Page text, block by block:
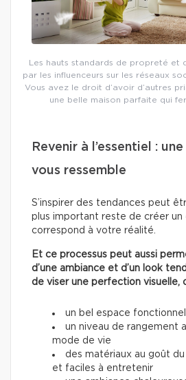
Les hauts standards de propreté et
par les influenceurs sur les réseaux
Vous avez le droit d’avoir d’autres
une belle maison parfaite qui
Revenir à l’essentiel :
vous ressemble
S’inspirer des tendances peut
plus important reste de créer un
correspond à votre réalité.
Et ce processus peut aussi
d’une ambiance et d’un look
de viser une perfection visuelle,
un bel espace
un niveau de rangement
mode de vie
des matériaux au goût
et faciles à entretenir